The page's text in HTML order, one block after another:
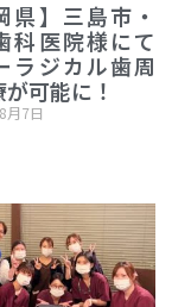
県】三島市・
科医院様にて
ラジカル歯周
可能に！
月7日